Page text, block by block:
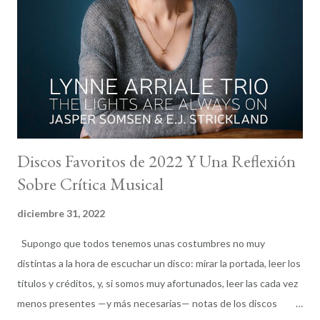
en su naturaleza. Podéis leer la selección completa de los discos
de jazz elegidos por la crítica internacional y las votaciones
individuales. La frustración vuelve a ser la protagonista por el
número limitado de discos que podemos sel...
Discos Favoritos de 2022 Y Una Reflexión
Sobre Crítica Musical
diciembre 31, 2022
Supongo que todos tenemos unas costumbres no muy
distintas a la hora de escuchar un disco: mirar la portada, leer los
títulos y créditos, y, si somos muy afortunados, leer las cada vez
menos presentes —y más necesarias— notas de los discos